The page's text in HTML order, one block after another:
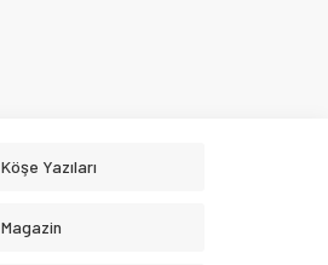
Köşe Yazıları
Magazin